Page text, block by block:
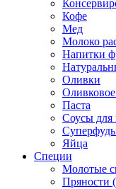
Кофе
Мед
Молоко
Напитки
Оливки
Паста
Соусы для
Яйца
Специи
Молотые
Пряности